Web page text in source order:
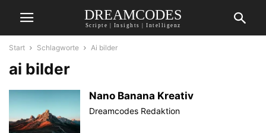
DREAMCODES
Scripte | Insights | Intelligenz
Start Schlagworte Ai bilder
ai bilder
Nano Banana Kreativ
Dreamcodes Redaktion